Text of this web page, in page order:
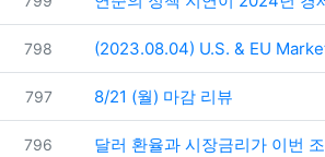
번호
798 (2023.08.04) U.S. & EU
번호
797 8/21 (월) 마감 리뷰
번호
796 달러 환율과 시장금리가 이번